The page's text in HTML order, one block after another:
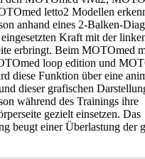
letto2 Modellen
anhand eines 2-Balken-
Kraft mit der
erbringt. Beim MOTOmed
loop edition und
diese Funktion über eine
dieser grafischen
während des Trainings ihre
gezielt einsetzen. Das
beugt einer Überlastung der